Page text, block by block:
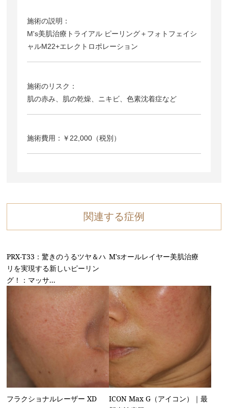
施術の説明：
M's美肌治療トライアル ピーリング＋フォトフェイシ
ャルM22+エレクトロポレーション
施術のリスク：
肌の赤み、肌の乾燥、ニキビ、色素沈着症など
施術費用：￥22,000（税別）
関連する症例
PRX-T33：驚きのうるツヤ＆ハ
リを実現する新しいピーリン
グ！：マッサ...
M'sオールレイヤー美肌治療
フラクショナルレーザー XD
ICON Max G（アイコン）｜最